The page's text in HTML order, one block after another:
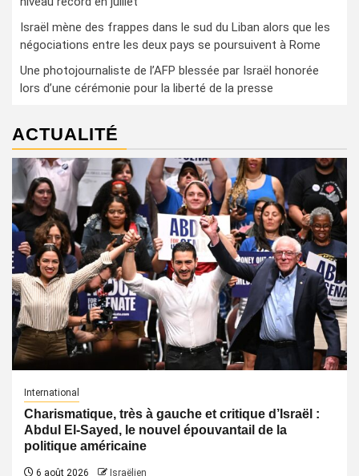
Israël mène des frappes dans le sud du Liban alors que les
négociations entre les deux pays se poursuivent à Rome
Une photojournaliste de l’AFP blessée par Israël honorée
lors d’une cérémonie pour la liberté de la presse
ACTUALITÉ
International
Charismatique, très à gauche et critique d’Israël :
Abdul El-Sayed, le nouvel épouvantail de la
politique américaine
6 août 2026 Israëlien